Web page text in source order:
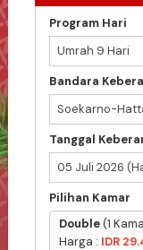
Program Hari
Umrah 9 Hari
Bandara
Soekarno-
Tanggal
05 Juli 2026
Pilihan Kamar
Double(1
Harga : IDR